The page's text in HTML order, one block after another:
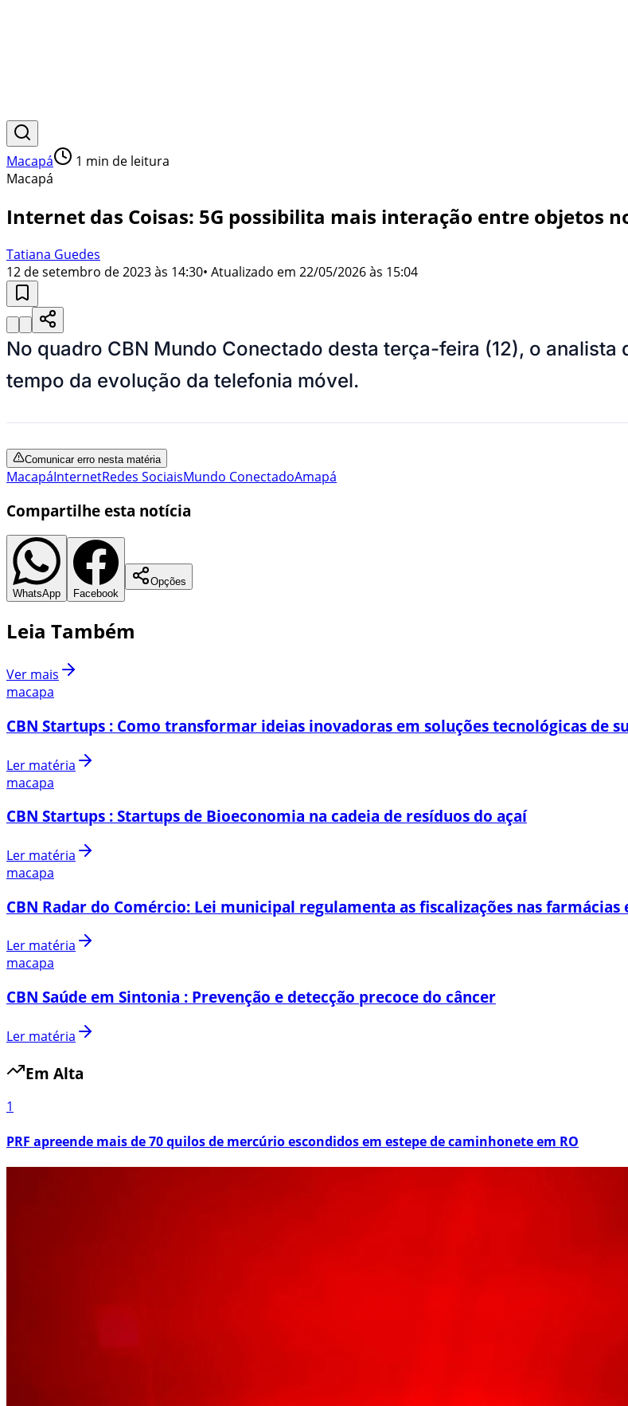
Macapá 1 min de leitura
Macapá
Internet das Coisas: 5G possibilita mais interação entre objetos
Tatiana Guedes
12 de setembro de 2023 às 14:30• Atualizado em 22/05/2026 às 15:04
No quadro CBN Mundo Conectado desta terça-feira (12), o
tempo da evolução da telefonia móvel.
Comunicar erro nesta matéria
MacapáInternetRedes SociaisMundo ConectadoAmapá
Compartilhe esta notícia
WhatsApp Facebook
Opções
Leia Também
Ver mais
macapa
CBN Startups : Como transformar ideias inovadoras em soluções tecnológicas de
Ler matéria
macapa
CBN Startups : Startups de Bioeconomia na cadeia de resíduos do açaí
Ler matéria
macapa
CBN Radar do Comércio: Lei municipal regulamenta as fiscalizações nas farmácias
Ler matéria
macapa
CBN Saúde em Sintonia : Prevenção e detecção precoce do câncer
Ler matéria
Em Alta
1
PRF apreende mais de 70 quilos de mercúrio escondidos em estepe de caminhonete em RO